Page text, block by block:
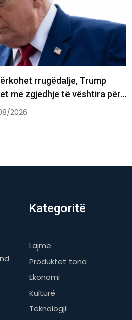
laser drejt aeroplanit mbi
piloti alarmon, Policia
Kategoritë
Lajme
Produktet tona
Ekonomi
Kulturë
Teknologji